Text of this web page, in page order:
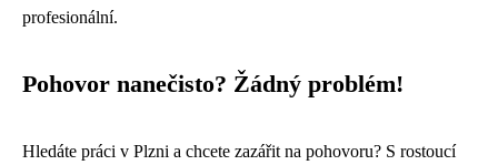
profesionální.
Pohovor nanečisto? Žádný problém!
Hledáte práci v Plzni a chcete zazářit na pohovoru? S rostoucí